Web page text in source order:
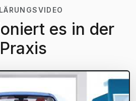
es in der
Praxis